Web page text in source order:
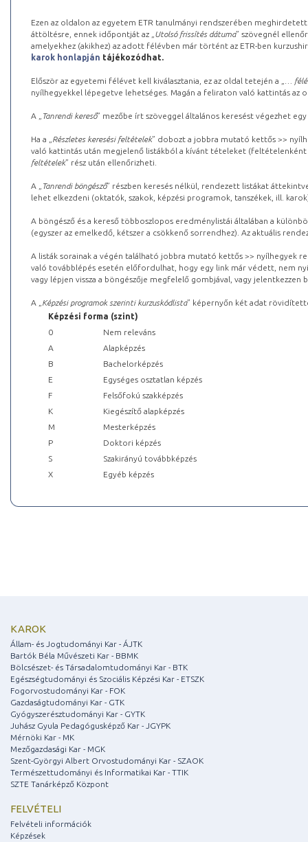
Ezen az oldalon az egyetem ETR tanulmányi rendszerében
áttöltésre, ennek időpontját az „ Utolsó frissítés dátuma” szövegnél
amelyekhez (akikhez) az adott félévben már történt az ETR-ben
karok honlapján tájékozódhat.
Először az egyetemi félévet kell kiválasztania, ez az oldal tetején a „
…
nyílhegyekkel lépegetve lehetséges. Magán a feliraton való kattintás az
A „ Tanrendi kereső” mezőbe írt szöveggel általános keresést végezhet
Ha a „ Részletes keresési feltételek” dobozt a jobbra mutató kettős >>
való kattintás után megjelenő listákból a kívánt tételeket (feltételenként
feltételek” rész után ellenőrizheti.
A „ Tanrendi böngésző” részben keresés nélkül, rendezett listákat
lehet elkezdeni (oktatók, szakok, képzési programok, tanszékek, ill.
A böngésző és a kereső többoszlopos eredménylistái általában a
(egyszer az emelkedő, kétszer a csökkenő sorrendhez). Az aktuális
A listák sorainak a végén található jobbra mutató kettős >> nyílhegyek
való továbblépés esetén előfordulhat, hogy egy link már védett, nem
vagy lépjen vissza a böngészője megfelelő gombjával, vagy
A „ Képzési programok szerinti kurzuskódlista” képernyőn két adat
Képzési forma (szint)
0
Nem releváns
A
Alapképzés
B
Bachelorképzés
E
Egységes osztatlan képzés
F
Felsőfokú szakképzés
K
Kiegészítő alapképzés
M
Mesterképzés
P
Doktori képzés
S
Szakirányú továbbképzés
X
Egyéb képzés
KAROK
Állam- és Jogtudományi Kar - ÁJTK
Bartók Béla Művészeti Kar - BBMK
Bölcsészet- és Társadalomtudományi Kar - BTK
Egészségtudományi és Szociális Képzési Kar - ETSZK
Fogorvostudományi Kar - FOK
Gazdaságtudományi Kar - GTK
Gyógyszerésztudományi Kar - GYTK
Juhász Gyula Pedagógusképző Kar - JGYPK
Mérnöki Kar - MK
Mezőgazdasági Kar - MGK
Szent-Györgyi Albert Orvostudományi Kar - SZAOK
Természettudományi és Informatikai Kar - TTIK
SZTE Tanárképző Központ
FELVÉTELI
Felvételi információk
Képzések